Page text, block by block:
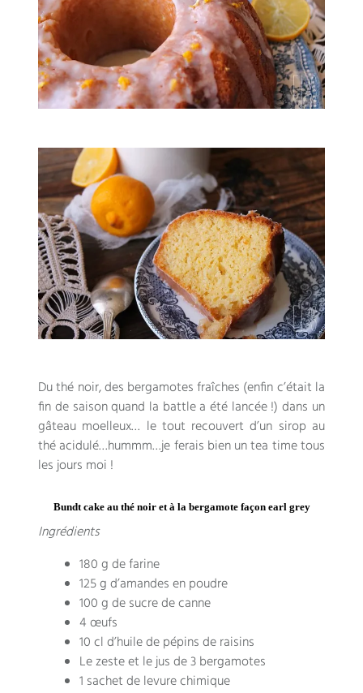
Du thé noir, des bergamotes fraîches (enfin c’était la
fin de saison quand la battle a été lancée !) dans un
gâteau moelleux… le tout recouvert d’un sirop au
thé acidulé…hummm…je ferais bien un tea time tous
les jours moi !
Bundt cake au thé noir et à la bergamote façon earl grey
Ingrédients
180 g de farine
125 g d’amandes en poudre
100 g de sucre de canne
4 œufs
10 cl d’huile de pépins de raisins
Le zeste et le jus de 3 bergamotes
1 sachet de levure chimique